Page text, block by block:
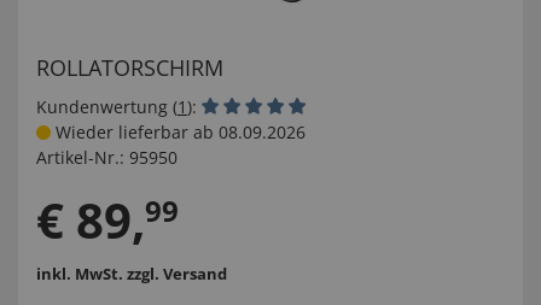
ROLLATORSCHIRM
Kundenwertung (1):
Wieder lieferbar ab 08.09.2026
Artikel-Nr.: 95950
€ 89,99
inkl. MwSt. zzgl. Versand